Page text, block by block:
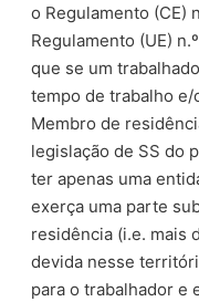
o Regulamento (CE)
Regulamento (UE)
que se um
tempo de trabalho e/
Membro de
legislação de SS do
ter apenas uma
exerça uma parte
residência (i.e. mais
devida nesse
para o trabalhador e